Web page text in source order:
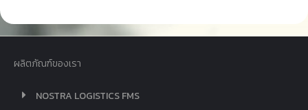
ผลิตภัณฑ์ของเรา
NOSTRA LOGISTICS FMS